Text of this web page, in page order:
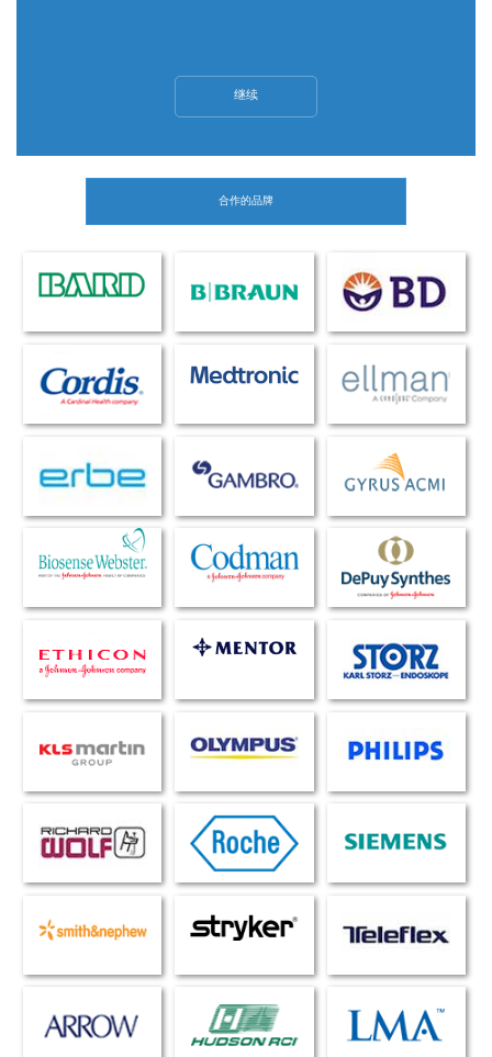
继续
合作的品牌